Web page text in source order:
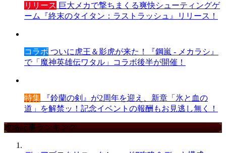
リリース 巨大メカで撃ちまくる爽快シューティングゲ
ーム『終末のタイタン：ラストラッシュ』リリース！
コラボ ついに虎王＆影虎が来た！『鋼嵐 - メカラシ』
で「魔神英雄伝ワタル」コラボ後半が開催！
特集 『鈴蘭の剣』が2周年を迎え、新章「氷と血の
道」を解禁ッ！記念イベントの報酬もお見逃し無く！
攻略記事ランキング